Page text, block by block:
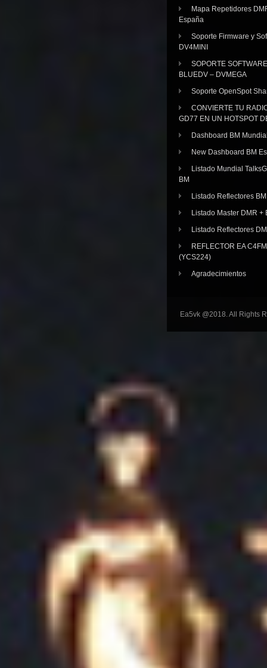
Mapa Repetidores
España
Soporte Firmware y
DV4MINI
SOPORTE SOFTWARE
BLUEDV – DVMEGA
Soporte OpenSpot
CONVIERTE TU
GD77 EN UN HOTSPOT
Dashboard BM
New Dashboard BM
Listado Mundial
BM
Listado Reflectores BM
Listado Master DMR +
Listado Reflectores
REFLECTOR EA
(YCS224)
Agradecimientos
Ea5vk @2018. All Rights